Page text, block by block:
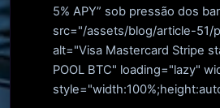
5% APY” sob pressão dos
src="/assets/blog/article-51/
alt="Visa Mastercard Stripe
POOL BTC" loading="lazy"